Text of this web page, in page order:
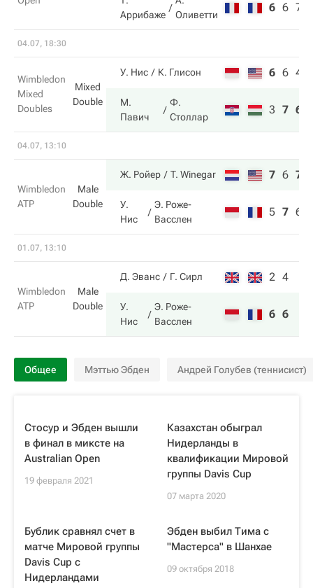
Аррибаже
Оливетти
6 6 7
04.07, 18:30
Wimbledon
Mixed
Doubles
Mixed
Double
У. Нис К. Глисон 6 6 4
М.
Павич
Ф.
Столлар
3 7 6
04.07, 13:10
Wimbledon
ATP
Male
Double
Ж. Ройер T. Winegar 7 6 7
У.
Нис
Э. Роже-
Васслен
5 7 6
01.07, 13:10
Wimbledon
ATP
Male
Double
Д. Эванс Г. Сирл 2 4
У.
Нис
Э. Роже-
Васслен
6 6
Общее Мэттью Эбден Андрей Голубев (теннисист)
Стосур и Эбден вышли
в финал в миксте на
Australian Open
19 февраля 2021
Казахстан обыграл
Нидерланды в
квалификации Мировой
группы Davis Cup
07 марта 2020
Бублик сравнял счет в
матче Мировой группы
Davis Cup с
Нидерландами
Эбден выбил Тима с
"Мастерса" в Шанхае
09 октября 2018